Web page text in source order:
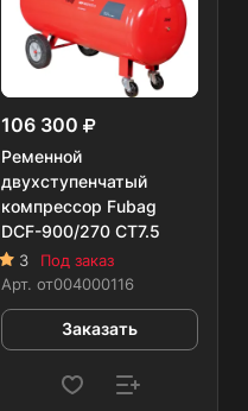
106 300
Ременной
двухступенчатый
компрессор Fubag
DCF-900/270 CT7.5
3
Под заказ
Арт. от004000116
Заказать